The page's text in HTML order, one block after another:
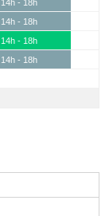
14h - 18h
14h - 18h
14h - 18h
14h - 18h